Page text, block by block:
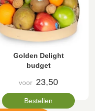
Golden Delight
budget
voor 23,50
Bestellen